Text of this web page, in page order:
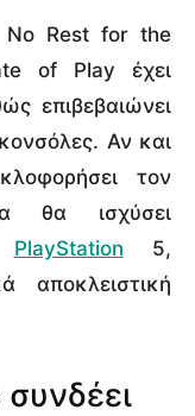
No Rest for the
of Play έχει
επιβεβαιώνει
Αν και
τον
θα ισχύσει
PlayStation 5,
αποκλειστική
συνδέει